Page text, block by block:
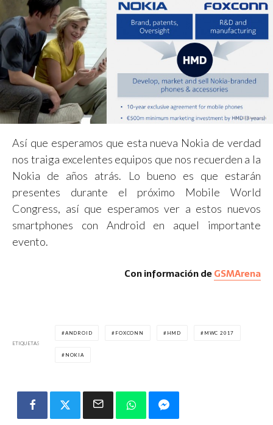
Así que esperamos que esta nueva Nokia de verdad
nos traiga excelentes equipos que nos recuerden a la
Nokia de años atrás. Lo bueno es que estarán
presentes durante el próximo Mobile World
Congress, así que esperamos ver a estos nuevos
smartphones con Android en aquel importante
evento.
Con información deGSMArena
ETIQUETAS
ANDROID FOXCONN HMD MWC 2017
NOKIA